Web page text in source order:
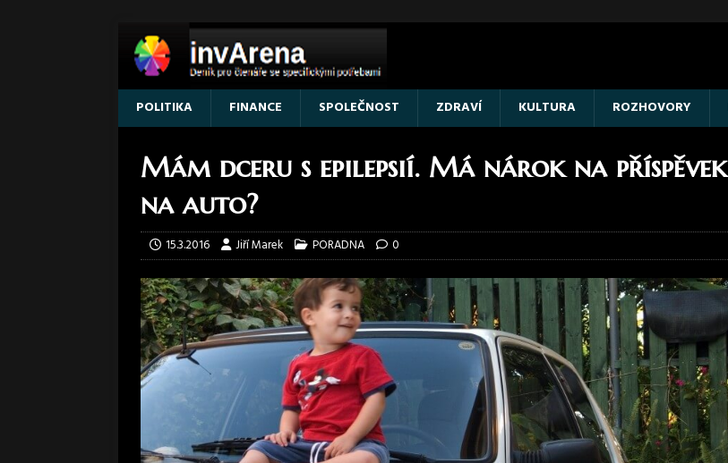
POLITIKA FINANCE SPOLEČNOST ZDRAVÍ KULTURA ROZHOVORY
Mám dceru s epilepsií. Má nárok na příspěvek
na auto?
15.3.2016 Jiří Marek PORADNA 0